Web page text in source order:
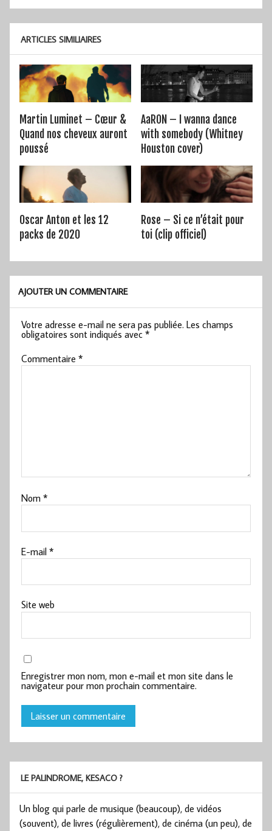
ARTICLES SIMILIAIRES
Martin Luminet – Cœur &
Quand nos cheveux auront
poussé
AaRON – I wanna dance
with somebody (Whitney
Houston cover)
Oscar Anton et les 12
packs de 2020
Rose – Si ce n’était pour
toi (clip officiel)
AJOUTER UN COMMENTAIRE
Votre adresse e-mail ne sera pas publiée. Les champs
obligatoires sont indiqués avec*
Commentaire*
Nom*
E-mail*
Site web
Enregistrer mon nom, mon e-mail et mon site dans le
navigateur pour mon prochain commentaire.
LE PALINDROME, KESACO ?
Un blog qui parle de musique (beaucoup), de vidéos
(souvent), de livres (régulièrement), de cinéma (un peu), de